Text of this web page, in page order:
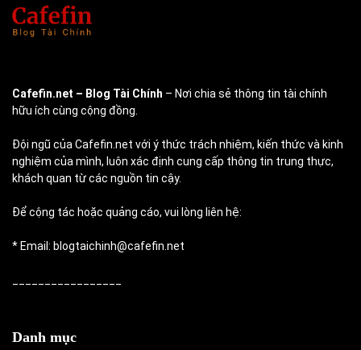
Cafefin.net – Blog Tài Chính – Nơi chia sẻ thông tin tài chính
hữu ích cùng cộng đồng.
Đội ngũ của Cafefin.net với ý thức trách nhiệm, kiến thức và kinh
nghiệm của mình, luôn xác định cung cấp thông tin trung thực,
khách quan từ các nguồn tin cậy.
Để cộng tác hoặc quảng cáo, vui lòng liên hệ:
* Email: blogtaichinh@cafefin.net
Danh mục